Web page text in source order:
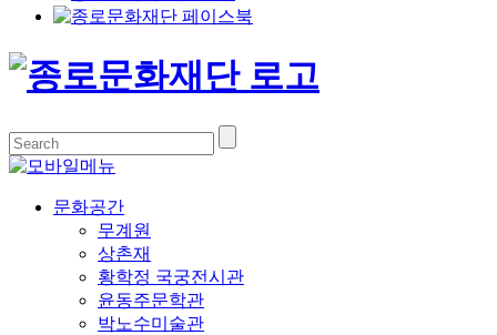
문화공간
무계원
상촌재
황학정 국궁전시관
윤동주문학관
박노수미술관